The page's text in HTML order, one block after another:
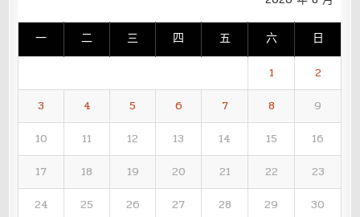
一 二 三 四 五 六 日
1
2
3
4 5 6 7 8
9
10
11 12 13 14 15
16
17
18 19 20 21 22
23
24
25 26 27 28 29
30